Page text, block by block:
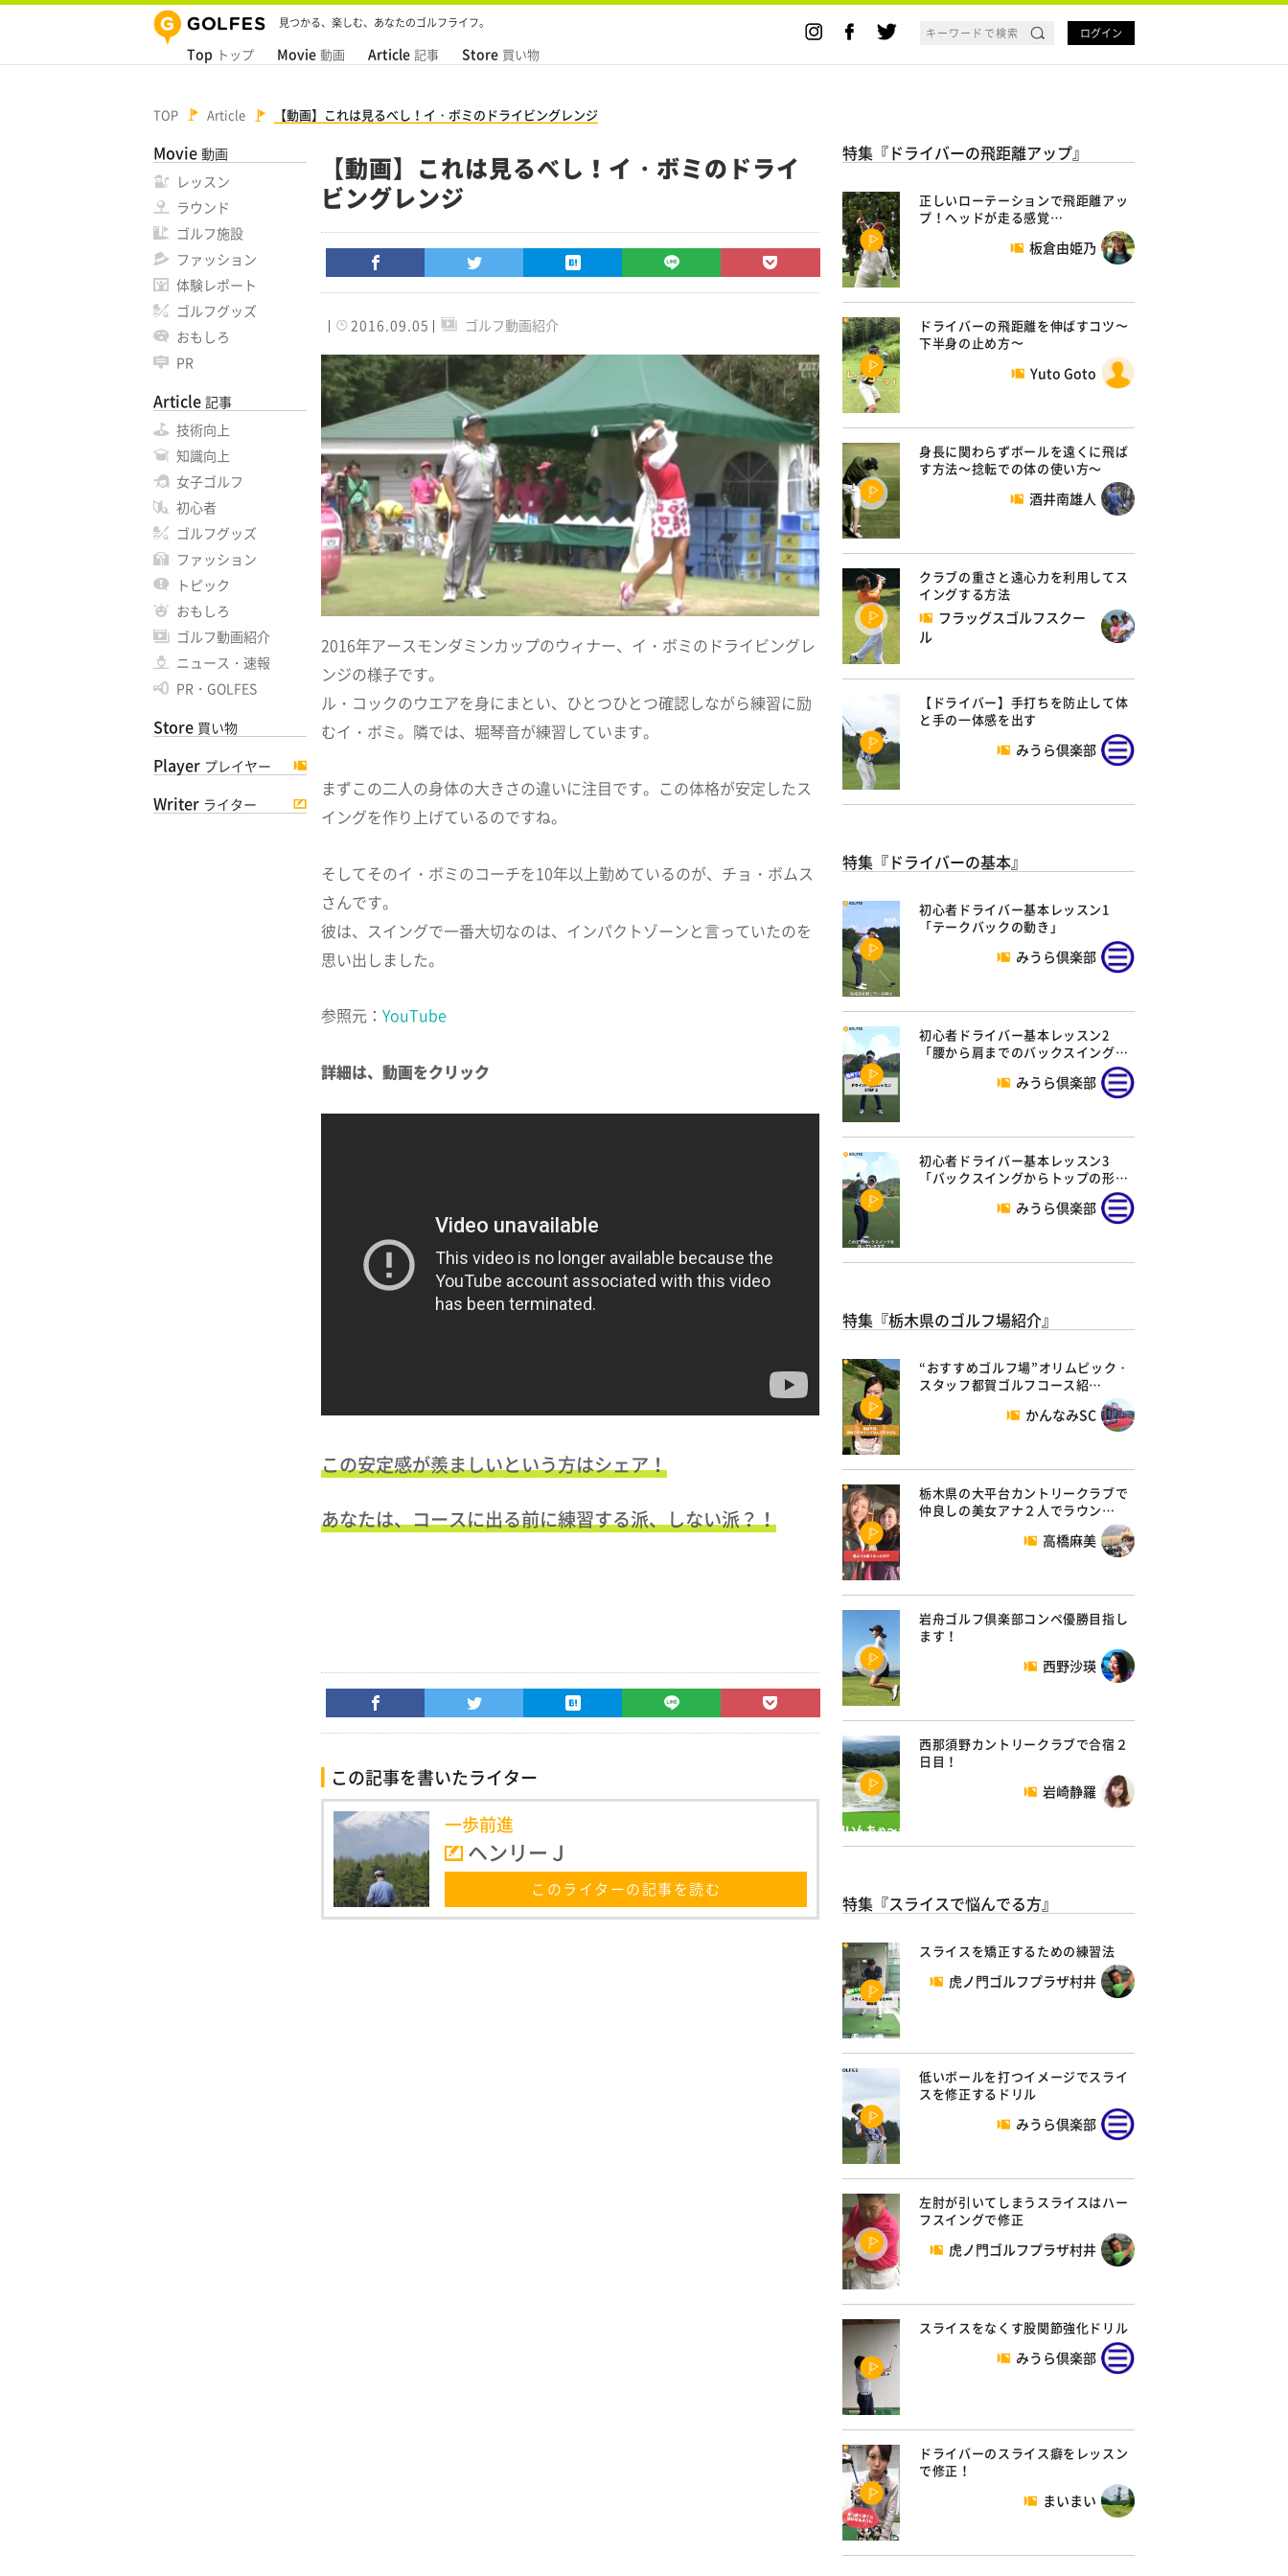
見つかる、楽しむ、あなたのゴルフライフ。
Top トップ Movie 動画 Article 記事 Store 買い物
ログイン
TOP Article 【動画】これは見るべし！イ・ボミのドライビングレンジ
Movie 動画
レッスン
ラウンド
ゴルフ施設
ファッション
体験レポート
ゴルフグッズ
おもしろ
PR
Article 記事
技術向上
知識向上
女子ゴルフ
初心者
ゴルフグッズ
ファッション
トピック
おもしろ
ゴルフ動画紹介
ニュース・速報
PR・GOLFES
Store 買い物
Player プレイヤー
Writer ライター
【動画】これは見るべし！イ・ボミのドライ
ビングレンジ
2016.09.05 ゴルフ動画紹介
2016年アースモンダミンカップのウィナー、イ・ボミのドライビングレ
ンジの様子です。
ル・コックのウエアを身にまとい、ひとつひとつ確認しながら練習に励
むイ・ボミ。隣では、堀琴音が練習しています。
まずこの二人の身体の大きさの違いに注目です。この体格が安定したス
イングを作り上げているのですね。
そしてそのイ・ボミのコーチを10年以上勤めているのが、チョ・ボムス
さんです。
彼は、スイングで一番大切なのは、インパクトゾーンと言っていたのを
思い出しました。
参照元： YouTube
詳細は、動画をクリック
この安定感が羨ましいという方はシェア！
あなたは、コースに出る前に練習する派、しない派？！
この記事を書いたライター
一歩前進
ヘンリーＪ
このライターの記事を読む
特集『ドライバーの飛距離アップ』
正しいローテーションで飛距離アッ
プ！ヘッドが走る感覚…
板倉由姫乃
ドライバーの飛距離を伸ばすコツ〜
下半身の止め方〜
Yuto Goto
身長に関わらずボールを遠くに飛ば
す方法～捻転での体の使い方～
酒井南雄人
クラブの重さと遠心力を利用してス
イングする方法
フラッグスゴルフスクー
ル
【ドライバー】手打ちを防止して体
と手の一体感を出す
みうら倶楽部
特集『ドライバーの基本』
初心者ドライバー基本レッスン1
「テークバックの動き」
みうら倶楽部
初心者ドライバー基本レッスン2
「腰から肩までのバックスイング…
みうら倶楽部
初心者ドライバー基本レッスン3
「バックスイングからトップの形…
みうら倶楽部
特集『栃木県のゴルフ場紹介』
“おすすめゴルフ場”オリムピック・
スタッフ都賀ゴルフコース紹…
かんなみSC
栃木県の大平台カントリークラブで
仲良しの美女アナ２人でラウン…
高橋麻美
岩舟ゴルフ倶楽部コンペ優勝目指し
ます！
西野沙瑛
西那須野カントリークラブで合宿２
日目！
岩崎静羅
特集『スライスで悩んでる方』
スライスを矯正するための練習法
虎ノ門ゴルフプラザ村井
低いボールを打つイメージでスライ
スを修正するドリル
みうら倶楽部
左肘が引いてしまうスライスはハー
フスイングで修正
虎ノ門ゴルフプラザ村井
スライスをなくす股関節強化ドリル
みうら倶楽部
ドライバーのスライス癖をレッスン
で修正！
まいまい